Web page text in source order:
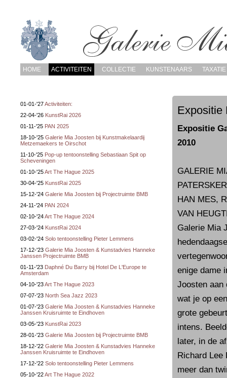
HOME ACTIVITEITEN COLLECTIE KUNSTENAARS TAXATIE
01-01-'27Activiteiten:
22-04-'26 KunstRai 2026
01-11-'25 PAN 2025
18-10-'25 Galerie Mia Joosten bij Kunstmakelaardij
Metzemaekers te Oirschot
11-10-'25 Pop-up tentoonstelling Sebastiaan Spit op
Scheveningen
01-10-'25Art The Hague 2025
30-04-'25 KunstRai 2025
15-12-'24 Galerie Mia Joosten bij Projectruimte BMB
24-11-'24 PAN 2024
02-10-'24Art The Hague 2024
27-03-'24 KunstRai 2024
03-02-'24 Solo tentoonstelling Pieter Lemmens
17-12-'23 Galerie Mia Joosten & Kunstadvies Hanneke
Janssen Projectruimte BMB
01-11-'23 Daphné Du Barry bij Hotel De L'Europe te
Amsterdam
04-10-'23Art The Hague 2023
07-07-'23 North Sea Jazz 2023
01-07-'23 Galerie Mia Joosten & Kunstadvies Hanneke
Janssen Kruisruimte te Eindhoven
03-05-'23 KunstRai 2023
28-01-'23 Galerie Mia Joosten bij Projectruimte BMB
18-12-'22 Galerie Mia Joosten & Kunstadvies Hanneke
Janssen Kruisruimte te Eindhoven
17-12-'22 Solo tentoonstelling Pieter Lemmens
05-10-'22Art The Hague 2022
Expositie
Expositie
2010
GALERIE
HAN MES,
VAN
Galerie Mia
enige dame
Joosten aan
wat je op
grote
intens.
later, in de
Richard Lee
meer dan